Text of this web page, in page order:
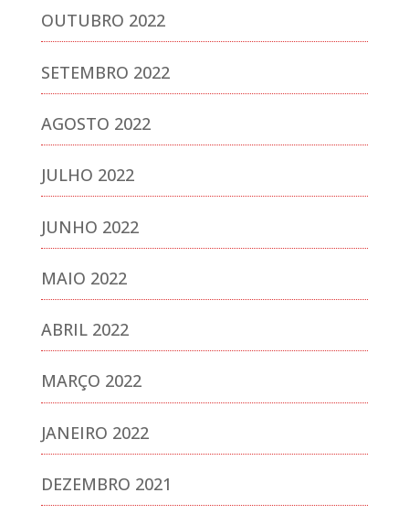
OUTUBRO 2022
SETEMBRO 2022
AGOSTO 2022
JULHO 2022
JUNHO 2022
MAIO 2022
ABRIL 2022
MARÇO 2022
JANEIRO 2022
DEZEMBRO 2021